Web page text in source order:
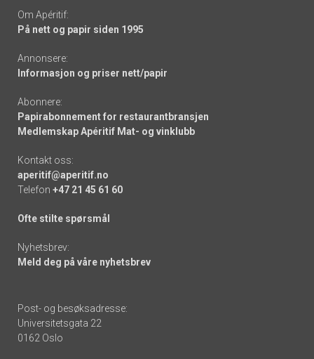
Om Apéritif:
På nett og papir siden 1995
Annonsere:
Informasjon og priser nett/papir
Abonnere:
Papirabonnement for restaurantbransjen
Medlemskap Apéritif Mat- og vinklubb
Kontakt oss:
aperitif@aperitif.no
Telefon +47 21 45 61 60
Ofte stilte spørsmål
Nyhetsbrev:
Meld deg på våre nyhetsbrev
Post- og besøksadresse:
Universitetsgata 22
0162 Oslo